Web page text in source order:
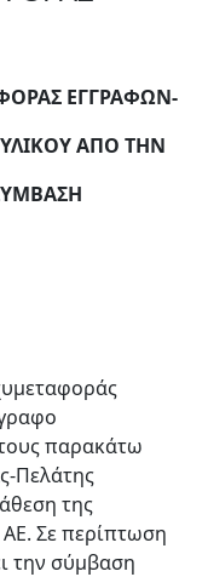
ΕΓΓΡΑΦΩΝ-
ΑΠΟ ΤΗΝ
παρακάτω
Πελάτης
της
Σε περίπτωση
την σύμβαση